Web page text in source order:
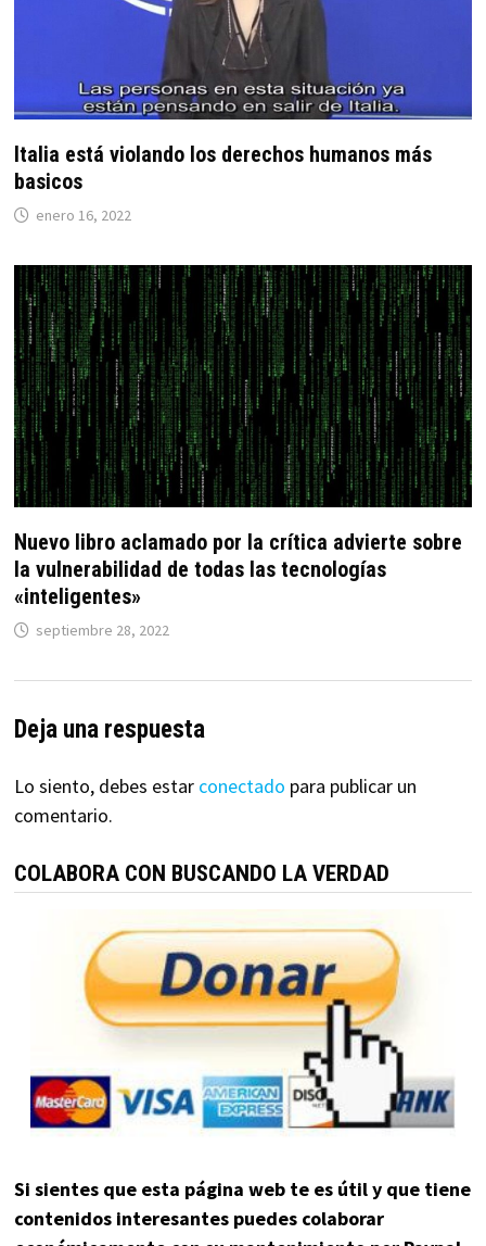
Italia está violando los derechos humanos más
basicos
enero 16, 2022
Nuevo libro aclamado por la crítica advierte sobre
la vulnerabilidad de todas las tecnologías
«inteligentes»
septiembre 28, 2022
Deja una respuesta
Lo siento, debes estar conectado para publicar un
comentario.
COLABORA CON BUSCANDO LA VERDAD
Si sientes que esta página web te es útil y que tiene
contenidos interesantes puedes colaborar